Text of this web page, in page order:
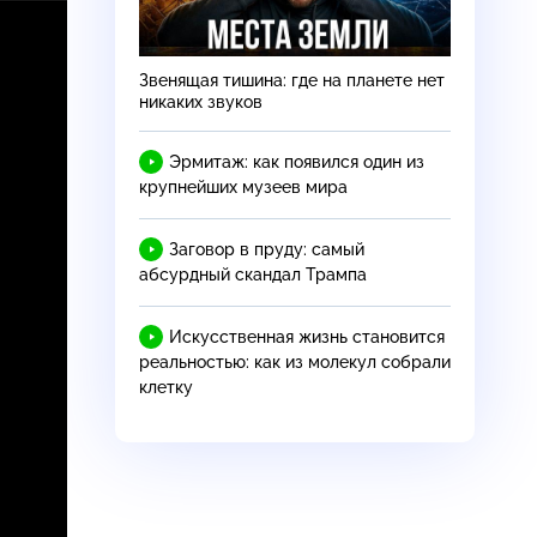
Звенящая тишина: где на планете нет
никаких звуков
Эрмитаж: как появился один из
крупнейших музеев мира
Заговор в пруду: самый
абсурдный скандал Трампа
Искусственная жизнь становится
реальностью: как из молекул собрали
клетку